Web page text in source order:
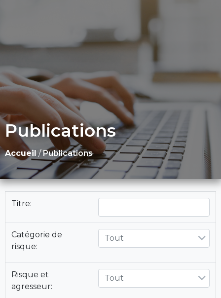
Publications
Accueil /Publications
Titre:
Catégorie de
risque:
Tout
Risque et
agresseur:
Tout